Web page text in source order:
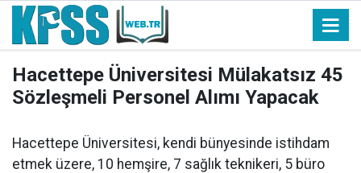
Hacettepe Üniversitesi Mülakatsız 45
Sözleşmeli Personel Alımı Yapacak
Hacettepe Üniversitesi, kendi bünyesinde istihdam
etmek üzere, 10 hemşire, 7 sağlık teknikeri, 5 büro